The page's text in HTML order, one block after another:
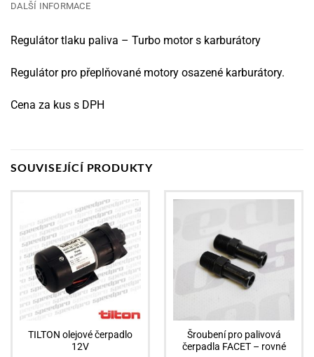
DALŠÍ INFORMACE
Regulátor tlaku paliva – Turbo motor s karburátory
Regulátor pro přeplňované motory osazené karburátory.
Cena za kus s DPH
SOUVISEJÍCÍ PRODUKTY
TILTON olejové čerpadlo
12V
Šroubení pro palivová
čerpadla FACET – rovné